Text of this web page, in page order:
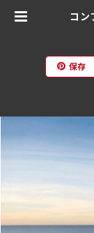
コン
保存